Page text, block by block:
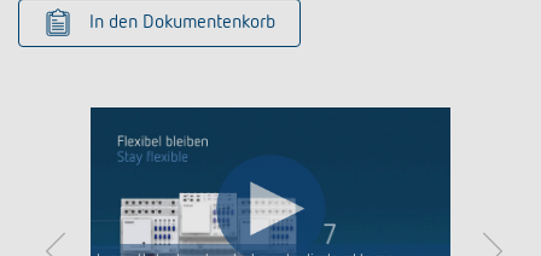
In den Dokumentenkorb